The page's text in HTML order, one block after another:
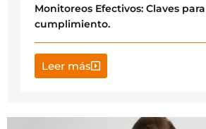
Monitoreos Efectivos: Claves
cumplimiento.
Leer más